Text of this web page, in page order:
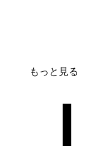
もっと見る